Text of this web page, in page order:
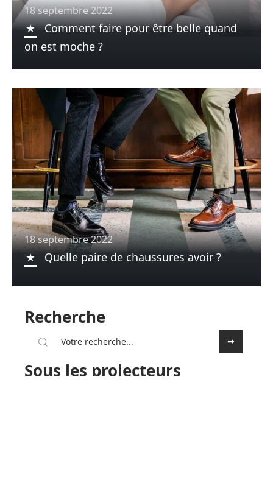
18 septembre 2022
Comment faire pour être belle quand
on est moche ?
18 septembre 2022
Quelle paire de chaussures avoir ?
Recherche
Sous les projecteurs